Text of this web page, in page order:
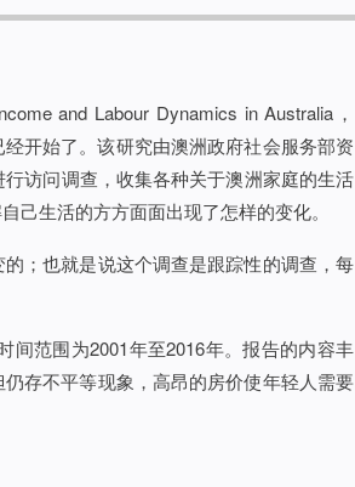
and Labour Dynamics in Australia，
开始了。该研究由澳洲政府社会服务部资
访问调查，收集各种关于澳洲家庭的生活
己生活的方方面面出现了怎样的变化。
；也就是说这个调查是跟踪性的调查，每
间范围为2001年至2016年。报告的内容丰
存不平等现象，高昂的房价使年轻人需要